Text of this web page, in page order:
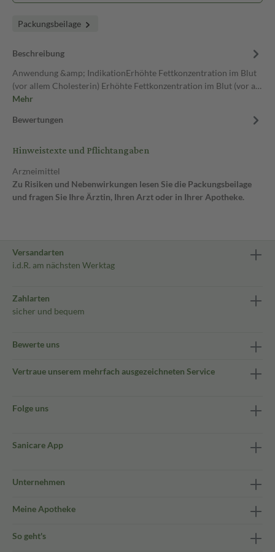
Packungsbeilage
Beschreibung
Anwendung &amp; IndikationErhöhte Fettkonzentration im Blut
(vor allem Cholesterin) Erhöhte Fettkonzentration im Blut (vor a…
Mehr
Bewertungen
Hinweistexte und Pflichtangaben
Arzneimittel
Zu Risiken und Nebenwirkungen lesen Sie die Packungsbeilage
und fragen Sie Ihre Ärztin, Ihren Arzt oder in Ihrer Apotheke.
Versandarten
i.d.R. am nächsten Werktag
Zahlarten
sicher und bequem
Bewerte uns
Vertraue unserem mehrfach ausgezeichneten Service
Folge uns
Sanicare App
Unternehmen
Meine Apotheke
So geht's